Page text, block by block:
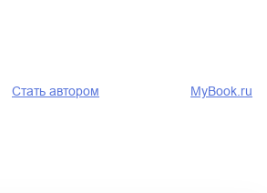
Стать автором MyBook.ru